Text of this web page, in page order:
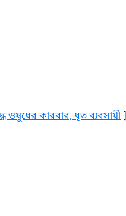
ওষুধের কারবার, ধৃত ব্যবসায়ী ]